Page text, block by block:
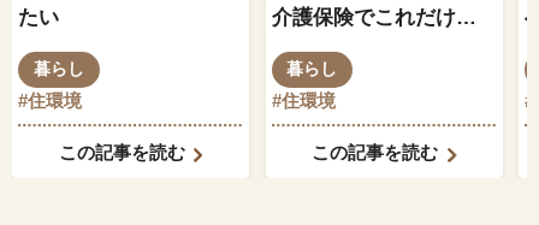
たい
暮らし
#住環境
この記事を読む
介護保険でこれだけで
きる住宅改修～
暮らし
#住環境
この記事を読む
#